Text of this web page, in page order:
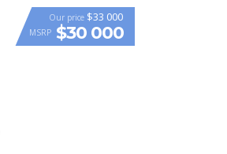
Our price $33 000
MSRP $30 000